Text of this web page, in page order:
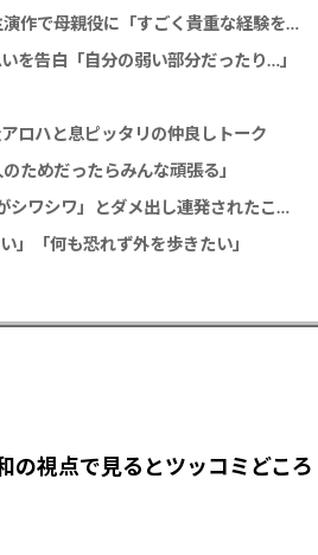
久保史緒里 「世界は美しいと誰かが言った」乃木坂46卒業後初の主演作で母親役に「すごく貴重な経験をさせていただいた」
告白「自分の弱い部分だったり…」
ロハと息ピッタリの仲良しトーク
ためだったらみんな頑張る」
重岡大毅 「5秒で完全犯罪を生成する方法」田中みな実から「目元がシワシワ」とダメ出し連発されたことを暴露
「何も恐れず外を歩きたい」
の視点で見るとツッコミどころ